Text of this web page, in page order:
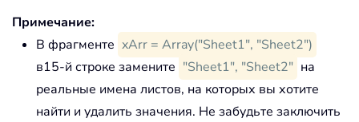
For xI
Set xWSh = xWb.Worksheets(xArr
xFindRg =
Nothing
Activate
Set
xFindRgs = Nothing
Примечание:
В фрагменте xArr = Array("Sheet1", "Sheet2")
в15-й строке замените "Sheet1", "Sheet2" на
реальные имена листов, на которых вы хотите
найти и удалить значения. Не забудьте заключить